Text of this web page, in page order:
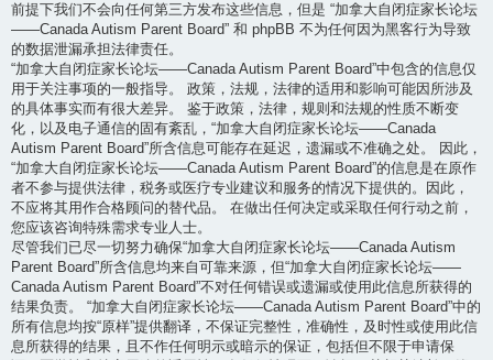
前提下我们不会向任何第三方发布这些信息，但是 “加拿大自闭症家长论坛
——Canada Autism Parent Board” 和 phpBB 不为任何因为黑客行为导致
的数据泄漏承担法律责任。
“加拿大自闭症家长论坛——Canada Autism Parent Board”中包含的信息仅
用于关注事项的一般指导。 政策，法规，法律的适用和影响可能因所涉及
的具体事实而有很大差异。 鉴于政策，法律，规则和法规的性质不断变
化，以及电子通信的固有紊乱，“加拿大自闭症家长论坛——Canada
Autism Parent Board”所含信息可能存在延迟，遗漏或不准确之处。 因此，
“加拿大自闭症家长论坛——Canada Autism Parent Board”的信息是在原作
者不参与提供法律，税务或医疗专业建议和服务的情况下提供的。因此，
不应将其用作合格顾问的替代品。 在做出任何决定或采取任何行动之前，
您应该咨询特殊需求专业人士。
尽管我们已尽一切努力确保“加拿大自闭症家长论坛——Canada Autism
Parent Board”所含信息均来自可靠来源，但“加拿大自闭症家长论坛——
Canada Autism Parent Board”不对任何错误或遗漏或使用此信息所获得的
结果负责。 “加拿大自闭症家长论坛——Canada Autism Parent Board”中的
所有信息均按“原样”提供翻译，不保证完整性，准确性，及时性或使用此信
息所获得的结果，且不作任何明示或暗示的保证，包括但不限于申请保